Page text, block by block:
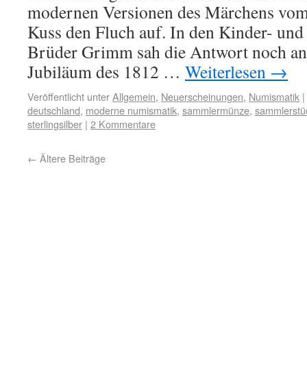
modernen Versionen des Märchens
Kuss den Fluch auf. In den Kinder-
Brüder Grimm sah die Antwort noch
Jubiläum des 1812 … Weiterlesen →
Veröffentlicht unterAllgemein, Neuerscheinungen, Numismatik |
deutschland, moderne numismatik, sammlermünze,
sterlingsilber | 2 Kommentare
← Ältere Beiträge